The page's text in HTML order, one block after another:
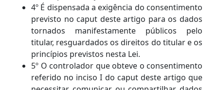
4º É dispensada a exigência do consentimento
previsto no caput deste artigo para os dados
tornados manifestamente públicos pelo
titular, resguardados os direitos do titular e os
princípios previstos nesta Lei.
5º O controlador que obteve o consentimento
referido no inciso I do caput deste artigo que